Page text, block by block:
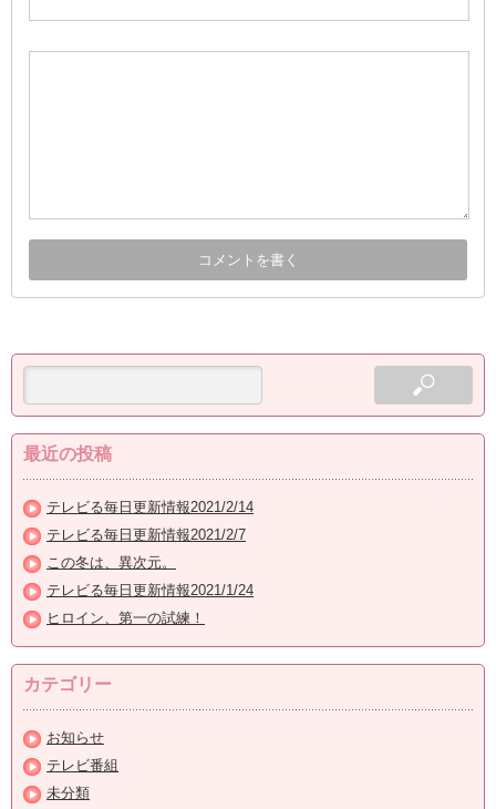
最近の投稿
テレビる毎日更新情報2021/2/14
テレビる毎日更新情報2021/2/7
この冬は、異次元。
テレビる毎日更新情報2021/1/24
ヒロイン、第一の試練！
カテゴリー
お知らせ
テレビ番組
未分類